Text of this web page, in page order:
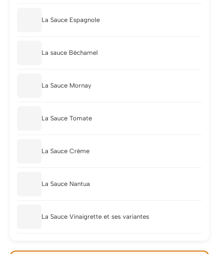
La Sauce Espagnole
La sauce Béchamel
La Sauce Mornay
La Sauce Tomate
La Sauce Crème
La Sauce Nantua
La Sauce Vinaigrette et ses variantes